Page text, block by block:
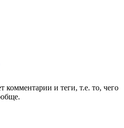
комментарии и теги, т.е. то, чего